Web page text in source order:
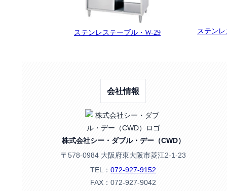
ステンレステーブル・W-29 ステン
会社情報
株式会社シー・ダブル・デー（CWD）
〒578-0984 大阪府東大阪市菱江2-1-23
TEL： 072-927-9152
FAX：072-927-9042